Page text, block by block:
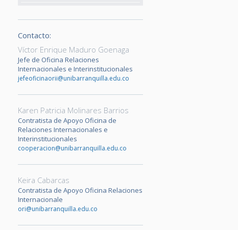
Contacto:
Víctor Enrique Maduro Goenaga
Jefe de Oficina Relaciones
Internacionales e Interinstitucionales
jefeoficinaorii@unibarranquilla.edu.co
Karen Patricia Molinares Barrios
Contratista de Apoyo Oficina de
Relaciones Internacionales e
Interinstitucionales
cooperacion@unibarranquilla.edu.co
Keira Cabarcas
Contratista de Apoyo Oficina Relaciones
Internacionale
ori@unibarranquilla.edu.co